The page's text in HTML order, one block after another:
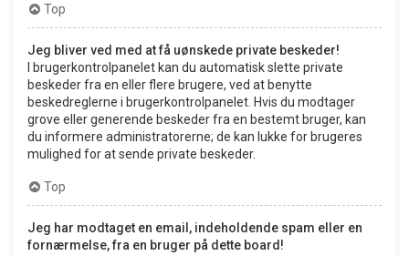
Top
Jeg bliver ved med at få uønskede private beskeder!
I brugerkontrolpanelet kan du automatisk slette private
beskeder fra en eller flere brugere, ved at benytte
beskedreglerne i brugerkontrolpanelet. Hvis du modtager
grove eller generende beskeder fra en bestemt bruger, kan
du informere administratorerne; de kan lukke for brugeres
mulighed for at sende private beskeder.
Top
Jeg har modtaget en email, indeholdende spam eller en
fornærmelse, fra en bruger på dette board!